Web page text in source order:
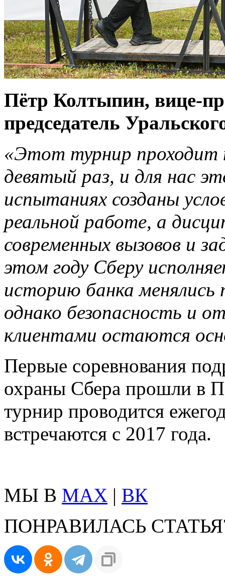
Пётр Колтыпин, вице-
председатель
«Этот турнир проходит
девятый раз, и для нас
испытаниях созданы
реальной работе, а
современных вызовов и
этом году Сберу
историю банка
однако безопасность и
клиентами остаются
Первые соревнования
охраны Сбера прошли в
турнир проводится
встречаются с 2017 года.
МЫ В MAX | ВК
ПОНРАВИЛАСЬ